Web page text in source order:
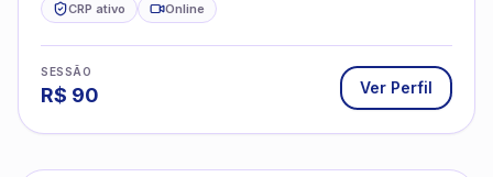
CRP ativo Online
SESSÃO
R$ 90 Ver Perfil